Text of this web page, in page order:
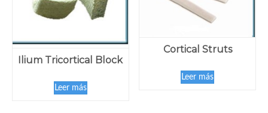
Ilium Tricortical Block
Leer más
Cortical Struts
Leer más